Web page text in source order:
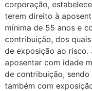
corporação,
terem direito à
mínima de 55 anos e
contribuição, dos
de exposição ao risco.
aposentar com idade
de contribuição,
também com